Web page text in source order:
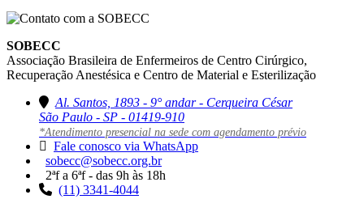
SOBECC
Associação Brasileira de Enfermeiros de Centro Cirúrgico,
Recuperação Anestésica e Centro de Material e Esterilização
Al. Santos, 1893 - 9° andar - Cerqueira César
São Paulo - SP - 01419-910
*Atendimento presencial na sede com agendamento prévio
Fale conosco via WhatsApp
sobecc@sobecc.org.br
2ªf a 6ªf - das 9h às 18h
(11) 3341-4044